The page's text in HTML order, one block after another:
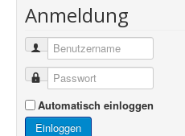
Anmeldung
Automatisch einloggen
Einloggen